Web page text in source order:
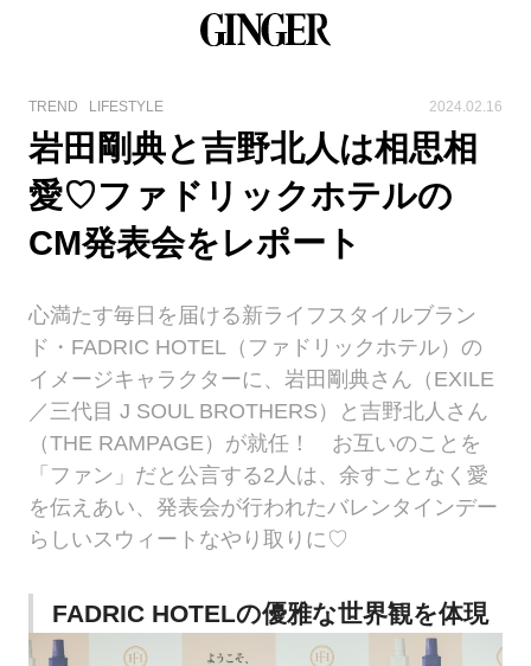
TREND LIFESTYLE 2024.02.16
岩田剛典と吉野北人は相思相
愛♡ファドリックホテルの
CM発表会をレポート
心満たす毎日を届ける新ライフスタイルブラン
ド・FADRIC HOTEL（ファドリックホテル）の
イメージキャラクターに、岩田剛典さん（EXILE
／三代目 J SOUL BROTHERS）と吉野北人さん
（THE RAMPAGE）が就任！ お互いのことを
「ファン」だと公言する2人は、余すことなく愛
を伝えあい、発表会が行われたバレンタインデー
らしいスウィートなやり取りに♡
FADRIC HOTELの優雅な世界観を体現